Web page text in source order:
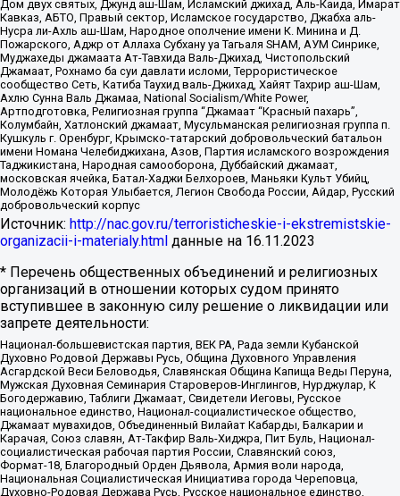
Дом двух святых, Джунд аш-Шам, Исламский джихад, Аль-Каида, Имарат
Кавказ, АБТО, Правый сектор, Исламское государство, Джабха аль-
Нусра ли-Ахль аш-Шам, Народное ополчение имени К. Минина и Д.
Пожарского, Аджр от Аллаха Субхану уа Тагьаля SHAM, АУМ Синрике,
Муджахеды джамаата Ат-Тавхида Валь-Джихад, Чистопольский
Джамаат, Рохнамо ба суи давлати исломи, Террористическое
сообщество Сеть, Катиба Таухид валь-Джихад, Хайят Тахрир аш-Шам,
Ахлю Сунна Валь Джамаа, National Socialism/White Power,
Артподготовка, Религиозная группа “Джамаат “Красный пахарь”,
Колумбайн, Хатлонский джамаат, Мусульманская религиозная группа п.
Кушкуль г. Оренбург, Крымско-татарский добровольческий батальон
имени Номана Челебиджихана, Азов, Партия исламского возрождения
Таджикистана, Народная самооборона, Дуббайский джамаат,
московская ячейка, Батал-Хаджи Белхороев, Маньяки Культ Убийц,
Молодёжь Которая Улыбается, Легион Свобода России, Айдар, Русский
добровольческий корпус
Источник: http://nac.gov.ru/terroristicheskie-i-ekstremistskie-
organizacii-i-materialy.html данные на 16.11.2023
* Перечень общественных объединений и религиозных
организаций в отношении которых судом принято
вступившее в законную силу решение о ликвидации или
запрете деятельности:
Национал-большевистская партия, ВЕК РА, Рада земли Кубанской
Духовно Родовой Державы Русь, Община Духовного Управления
Асгардской Веси Беловодья, Славянская Община Капища Веды Перуна,
Мужская Духовная Семинария Староверов-Инглингов, Нурджулар, К
Богодержавию, Таблиги Джамаат, Свидетели Иеговы, Русское
национальное единство, Национал-социалистическое общество,
Джамаат мувахидов, Объединенный Вилайат Кабарды, Балкарии и
Карачая, Союз славян, Ат-Такфир Валь-Хиджра, Пит Буль, Национал-
социалистическая рабочая партия России, Славянский союз,
Формат-18, Благородный Орден Дьявола, Армия воли народа,
Национальная Социалистическая Инициатива города Череповца,
Духовно-Родовая Держава Русь, Русское национальное единство,